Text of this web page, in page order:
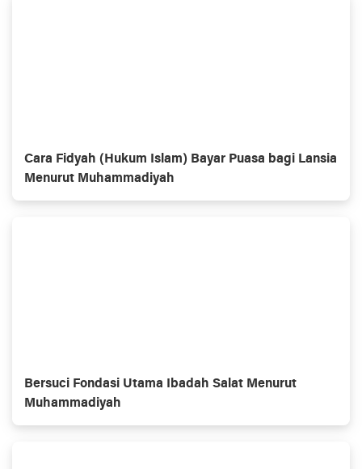
Cara Fidyah (Hukum Islam) Bayar Puasa bagi Lansia
Menurut Muhammadiyah
Bersuci Fondasi Utama Ibadah Salat Menurut
Muhammadiyah